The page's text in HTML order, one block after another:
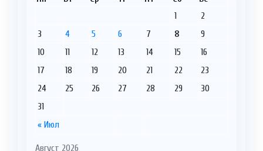
Август 2026
« Июл
1
2
3
4 5 6 7 8
9
10
11 12 13 14 15
16
17
18 19 20 21 22
23
24
25 26 27 28 29
30
31